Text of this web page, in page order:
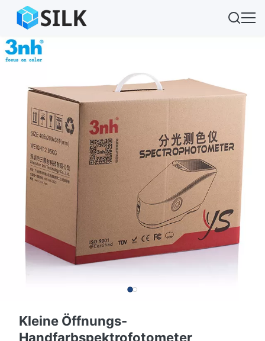
Kleine Öffnungs-
Handfarbspektrofotometer